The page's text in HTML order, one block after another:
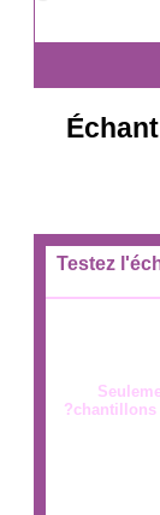
Testez
?chantillons